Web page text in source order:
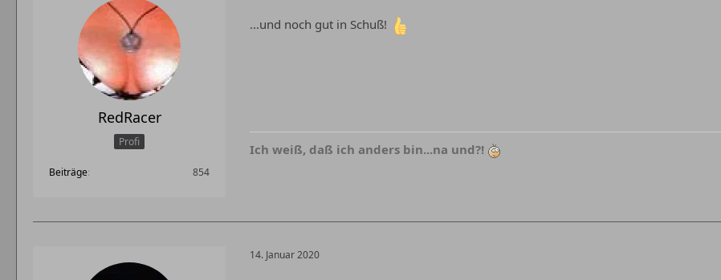
RedRacer
Profi
Beiträge 854
...und noch gut in Schuß!
Ich weiß, daß ich anders bin...na und?!
14. Januar 2020